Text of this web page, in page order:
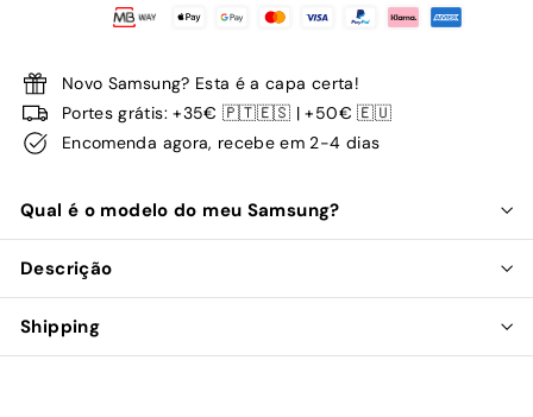
Novo Samsung? Esta é a capa certa!
Portes grátis: +35€ 🇵🇹🇪🇸 | +50€ 🇪🇺
Encomenda agora, recebe em 2-4 dias
Qual é o modelo do meu Samsung?
Descrição
Shipping